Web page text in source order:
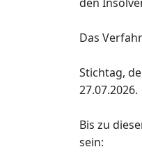
Das
Stichtag,
27.07.2026.
Bis zu
sein: